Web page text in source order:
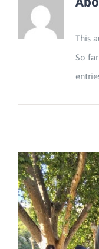
This
So